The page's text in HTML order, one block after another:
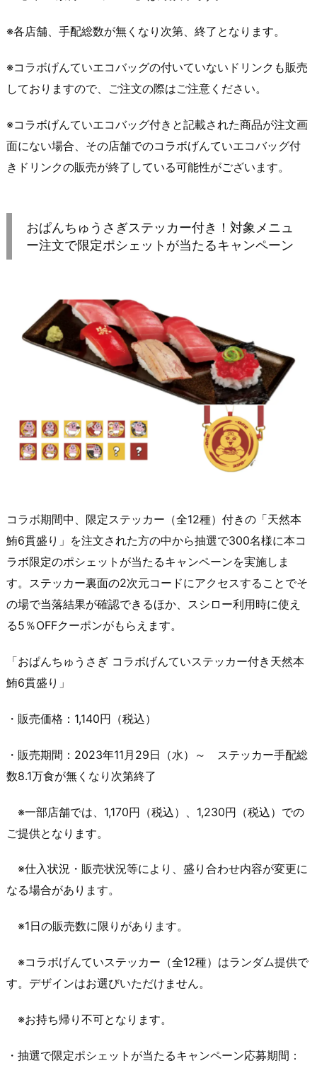
※各店舗、手配総数が無くなり次第、終了となります。
※コラボげんていエコバッグの付いていないドリンクも販売
しておりますので、ご注文の際はご注意ください。
※コラボげんていエコバッグ付きと記載された商品が注文画
面にない場合、その店舗でのコラボげんていエコバッグ付
きドリンクの販売が終了している可能性がございます。
おぱんちゅうさぎステッカー付き！対象メニュ
ー注文で限定ポシェットが当たるキャンペーン
コラボ期間中、限定ステッカー（全12種）付きの「天然本
鮪6貫盛り」を注文された方の中から抽選で300名様に本コ
ラボ限定のポシェットが当たるキャンペーンを実施しま
す。ステッカー裏面の2次元コードにアクセスすることでそ
の場で当落結果が確認できるほか、スシロー利用時に使え
る5％OFFクーポンがもらえます。
「おぱんちゅうさぎ コラボげんていステッカー付き天然本
鮪6貫盛り」
・販売価格：1,140円（税込）
・販売期間：2023年11月29日（水）～ ステッカー手配総
数8.1万食が無くなり次第終了
※一部店舗では、1,170円（税込）、1,230円（税込）での
ご提供となります。
※仕入状況・販売状況等により、盛り合わせ内容が変更に
なる場合があります。
※1日の販売数に限りがあります。
※コラボげんていステッカー（全12種）はランダム提供で
す。デザインはお選びいただけません。
※お持ち帰り不可となります。
・抽選で限定ポシェットが当たるキャンペーン応募期間：